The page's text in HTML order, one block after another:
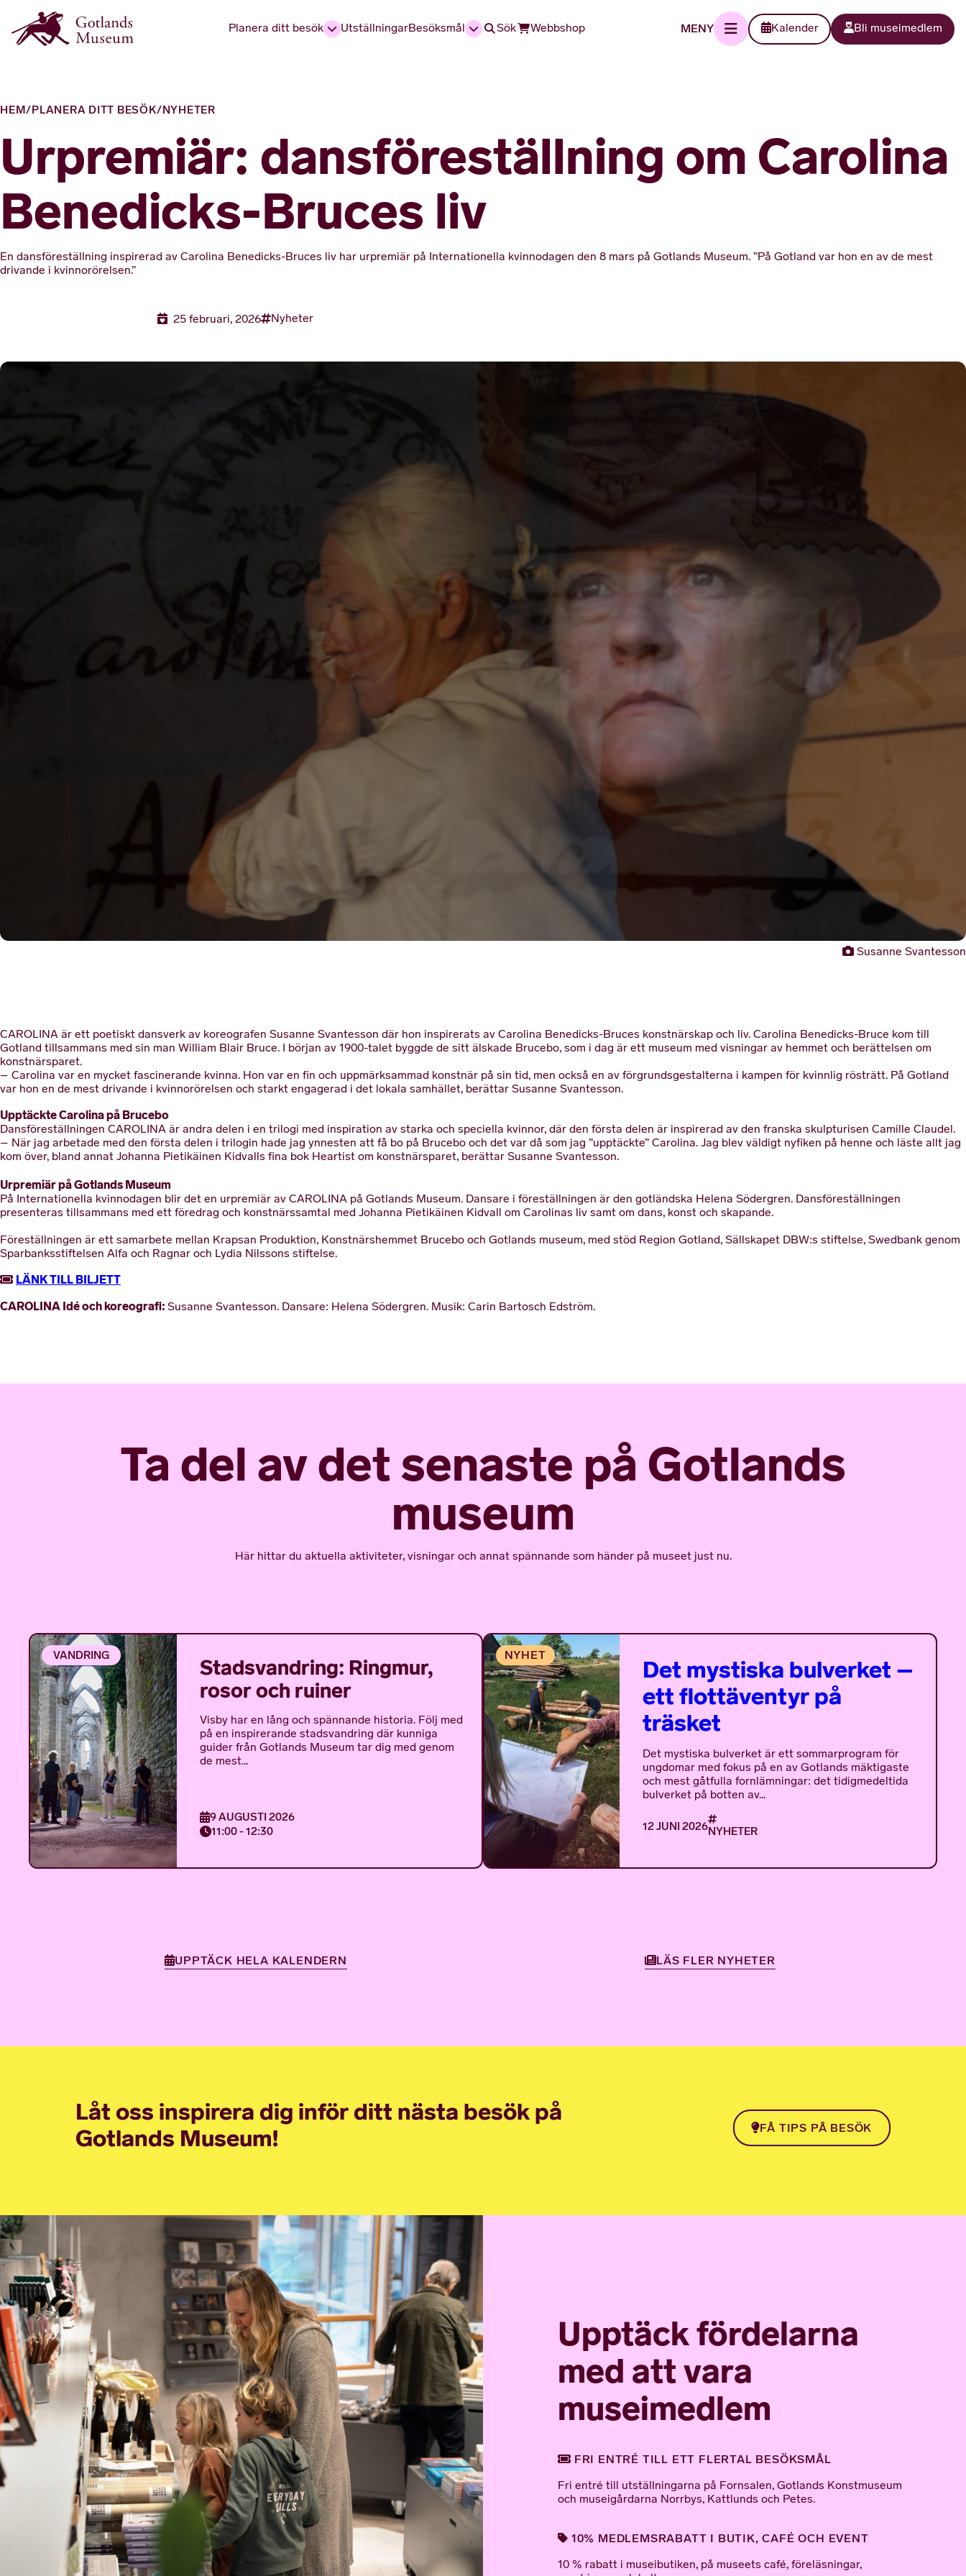
Planera ditt besök UtställningarBesöksmål Sök Webbshop MENY Kalender Bli museimedlem
HEM/PLANERA DITT BESÖK/NYHETER
Urpremiär: dansföreställning om Carolina
Benedicks-Bruces liv
En dansföreställning inspirerad av Carolina Benedicks-Bruces liv har urpremiär på Internationella kvinnodagen den 8 mars på Gotlands Museum. ”På Gotland var hon en av de mest
drivande i kvinnorörelsen.”
25 februari, 2026 Nyheter
Susanne Svantesson
CAROLINA är ett poetiskt dansverk av koreografen Susanne Svantesson där hon inspirerats av Carolina Benedicks-Bruces konstnärskap och liv. Carolina Benedicks-Bruce kom till
Gotland tillsammans med sin man William Blair Bruce. I början av 1900-talet byggde de sitt älskade Brucebo, som i dag är ett museum med visningar av hemmet och berättelsen om
konstnärsparet.
– Carolina var en mycket fascinerande kvinna. Hon var en fin och uppmärksammad konstnär på sin tid, men också en av förgrundsgestalterna i kampen för kvinnlig rösträtt. På Gotland
var hon en de mest drivande i kvinnorörelsen och starkt engagerad i det lokala samhället, berättar Susanne Svantesson.
Upptäckte Carolina på Brucebo
Dansföreställningen CAROLINA är andra delen i en trilogi med inspiration av starka och speciella kvinnor, där den första delen är inspirerad av den franska skulpturisen Camille Claudel.
– När jag arbetade med den första delen i trilogin hade jag ynnesten att få bo på Brucebo och det var då som jag ”upptäckte” Carolina. Jag blev väldigt nyfiken på henne och läste allt jag
kom över, bland annat Johanna Pietikäinen Kidvalls fina bok Heartist om konstnärsparet, berättar Susanne Svantesson.
Urpremiär på Gotlands Museum
På Internationella kvinnodagen blir det en urpremiär av CAROLINA på Gotlands Museum. Dansare i föreställningen är den gotländska Helena Södergren. Dansföreställningen
presenteras tillsammans med ett föredrag och konstnärssamtal med Johanna Pietikäinen Kidvall om Carolinas liv samt om dans, konst och skapande.
Föreställningen är ett samarbete mellan Krapsan Produktion, Konstnärshemmet Brucebo och Gotlands museum, med stöd Region Gotland, Sällskapet DBW:s stiftelse, Swedbank genom
Sparbanksstiftelsen Alfa och Ragnar och Lydia Nilssons stiftelse.
LÄNK TILL BILJETT
CAROLINA Idé och koreografi: Susanne Svantesson. Dansare: Helena Södergren. Musik: Carin Bartosch Edström.
Ta del av det senaste på Gotlands
museum
Här hittar du aktuella aktiviteter, visningar och annat spännande som händer på museet just nu.
VANDRING
Stadsvandring: Ringmur,
rosor och ruiner
Visby har en lång och spännande historia. Följ med
på en inspirerande stadsvandring där kunniga
guider från Gotlands Museum tar dig med genom
de mest...
9 AUGUSTI 2026
11:00 - 12:30
UPPTÄCK HELA KALENDERN
Det mystiska bulverket –
ett flottäventyr på
träsket
Det mystiska bulverket är ett sommarprogram för
ungdomar med fokus på en av Gotlands mäktigaste
och mest gåtfulla fornlämningar: det tidigmedeltida
bulverket på botten av...
12 JUNI 2026NYHETER
LÄS FLER NYHETER
Låt oss inspirera dig inför ditt nästa besök på
Gotlands Museum!
FÅ TIPS PÅ BESÖK
Upptäck fördelarna
med att vara
museimedlem
FRI ENTRÉ TILL ETT FLERTAL BESÖKSMÅL
Fri entré till utställningarna på Fornsalen, Gotlands Konstmuseum
och museigårdarna Norrbys, Kattlunds och Petes.
10% MEDLEMSRABATT I BUTIK, CAFÉ OCH EVENT
10 % rabatt i museibutiken, på museets café, föreläsningar,